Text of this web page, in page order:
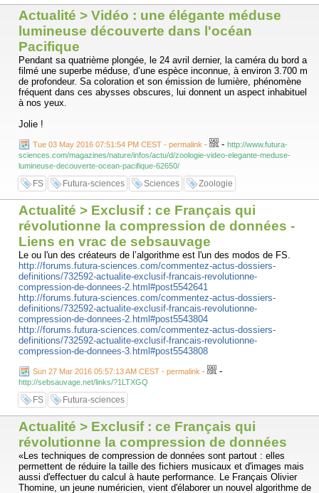
Actualité > Vidéo : une élégante méduse
lumineuse découverte dans l'océan
Pacifique
Pendant sa quatrième plongée, le 24 avril dernier, la caméra du bord a
filmé une superbe méduse, d’une espèce inconnue, à environ 3.700 m
de profondeur. Sa coloration et son émission de lumière, phénomène
fréquent dans ces abysses obscures, lui donnent un aspect inhabituel
à nos yeux.
Jolie !
Tue 03 May 2016 07:51:54 PM CEST - permalink - - http://www.futura-
sciences.com/magazines/nature/infos/actu/d/zoologie-video-elegante-meduse-
lumineuse-decouverte-ocean-pacifique-62650/
FS Futura-sciences Sciences Zoologie
Actualité > Exclusif : ce Français qui
révolutionne la compression de données -
Liens en vrac de sebsauvage
Le ou l'un des créateurs de l’algorithme est l'un des modos de FS.
http://forums.futura-sciences.com/commentez-actus-dossiers-
definitions/732592-actualite-exclusif-francais-revolutionne-
compression-de-donnees-2.html#post5542641
http://forums.futura-sciences.com/commentez-actus-dossiers-
definitions/732592-actualite-exclusif-francais-revolutionne-
compression-de-donnees-2.html#post5543804
http://forums.futura-sciences.com/commentez-actus-dossiers-
definitions/732592-actualite-exclusif-francais-revolutionne-
compression-de-donnees-3.html#post5543808
Sun 27 Mar 2016 05:57:13 AM CEST - permalink - -
http://sebsauvage.net/links/?1LTXGQ
FS Futura-sciences
Actualité > Exclusif : ce Français qui
révolutionne la compression de données
«Les techniques de compression de données sont partout : elles
permettent de réduire la taille des fichiers musicaux et d'images mais
aussi d'effectuer du calcul à haute performance. Le Français Olivier
Thomine, un jeune numéricien, vient d'élaborer un nouvel algorithme de